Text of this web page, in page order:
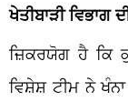
ਖੇਤੀਬਾੜੀ ਵਿਭਾਗ
ਜ਼ਿਕਰਯੋਗ ਹੈ ਕਿ
ਵਿਸ਼ੇਸ਼ ਟੀਮ ਨੇ